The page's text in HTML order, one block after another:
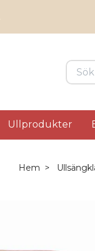
Ullprodukter
Hem